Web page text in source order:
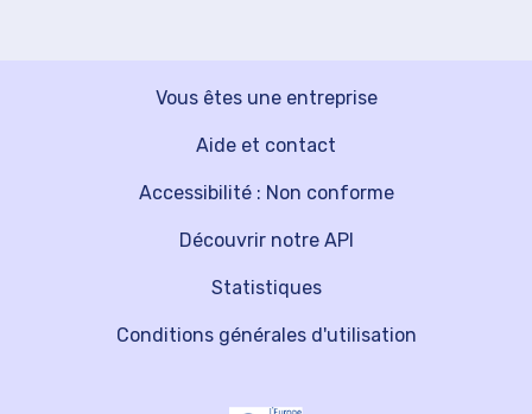
Vous êtes une entreprise
Découvrir notre API
Aide et contact
Statistiques
Accessibilité : Non conforme
Conditions générales d'utilisation